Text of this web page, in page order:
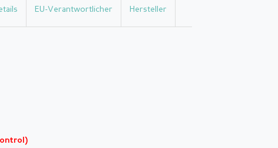
EU-Verantwortlicher Hersteller